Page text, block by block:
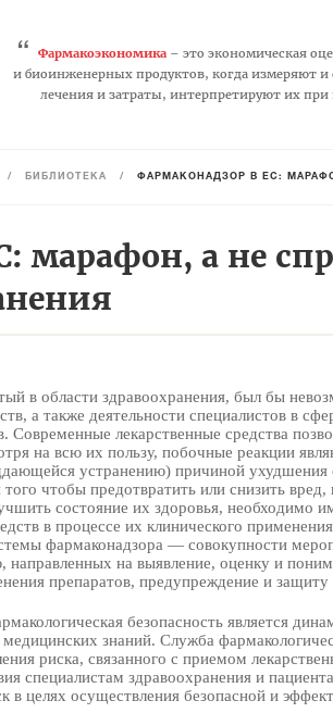
“ Фармакоэкономика– это экономическая
и биоинженерных продуктов, когда измеряют и
лечения и затраты, интерпретируют их
/ БИБЛИОТЕКА / ФАРМАКОНАДЗОР В ЕС:
марафон, а не
в области здравоохранения, был бы
а также деятельности специалистов в
Современные лекарственные средства
на всю их пользу, побочные реакции
устранению) причиной ухудшения
чтобы предотвратить или снизить
состояние их здоровья, необходимо
в процессе их клинического
фармаконадзора — совокупности
направленных на выявление, оценку и
препаратов, предупреждение и защиту
безопасность является
знаний. Cлужба
риска, связанного с приемом
специалистам здравоохранения и
в целях осуществления безопасной и